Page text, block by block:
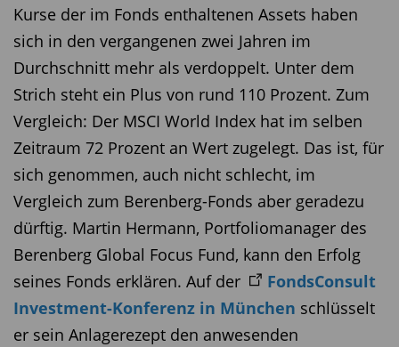
Kurse der im Fonds enthaltenen Assets haben
sich in den vergangenen zwei Jahren im
Durchschnitt mehr als verdoppelt. Unter dem
Strich steht ein Plus von rund 110 Prozent. Zum
Vergleich: Der MSCI World Index hat im selben
Zeitraum 72 Prozent an Wert zugelegt. Das ist, für
sich genommen, auch nicht schlecht, im
Vergleich zum Berenberg-Fonds aber geradezu
dürftig. Martin Hermann, Portfoliomanager des
Berenberg Global Focus Fund, kann den Erfolg
seines Fonds erklären. Auf der
FondsConsult
Investment-Konferenz in München schlüsselt
er sein Anlagerezept den anwesenden